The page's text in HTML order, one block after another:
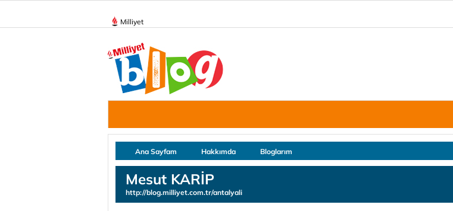
Milliyet
Ana Sayfam Hakkımda Bloglarım
Mesut KARİP
http://blog.milliyet.com.tr/antalyali